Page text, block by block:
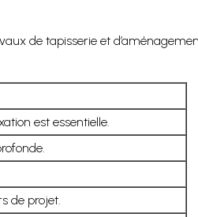
de tapisserie et
est essentielle.
de projet.